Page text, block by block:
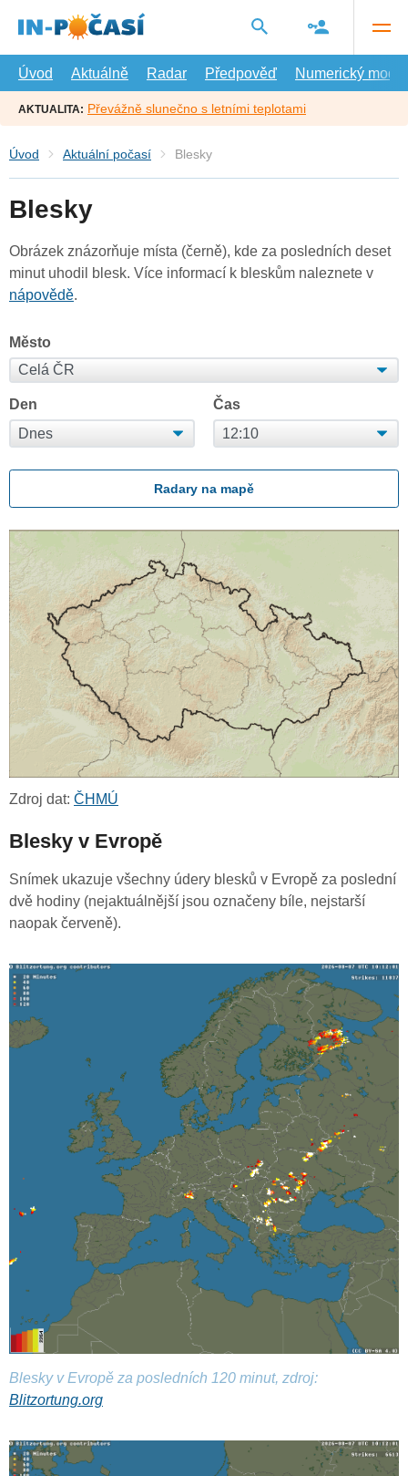
hlavní
Úvod
Aktuálně Radar Předpověď Numerický model
AKTUALITA: Převážně slunečno s letními teplotami
Úvod Aktuální počasí Blesky
Blesky
Obrázek znázorňuje místa (černě), kde za posledních deset
minut uhodil blesk. Více informací k bleskům naleznete v
nápovědě.
Město
Den Čas
Radary na mapě
Zdroj dat: ČHMÚ
Blesky v Evropě
Snímek ukazuje všechny údery blesků v Evropě za poslední
dvě hodiny (nejaktuálnější jsou označeny bíle, nejstarší
naopak červeně).
Blesky v Evropě za posledních 120 minut, zdroj:
Blitzortung.org